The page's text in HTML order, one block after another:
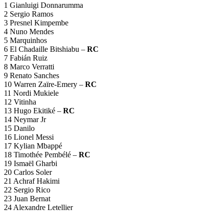
1 Gianluigi Donnarumma
2 Sergio Ramos
3 Presnel Kimpembe
4 Nuno Mendes
5 Marquinhos
6 El Chadaille Bitshiabu – RC
7 Fabián Ruiz
8 Marco Verratti
9 Renato Sanches
10 Warren Zaïre-Emery – RC
11 Nordi Mukiele
12 Vitinha
13 Hugo Ekitiké – RC
14 Neymar Jr
15 Danilo
16 Lionel Messi
17 Kylian Mbappé
18 Timothée Pembélé – RC
19 Ismaël Gharbi
20 Carlos Soler
21 Achraf Hakimi
22 Sergio Rico
23 Juan Bernat
24 Alexandre Letellier